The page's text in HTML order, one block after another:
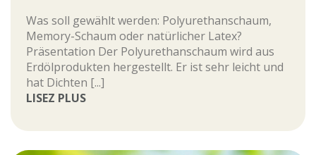
Was soll gewählt werden: Polyurethanschaum,
Memory-Schaum oder natürlicher Latex?
Präsentation Der Polyurethanschaum wird aus
Erdölprodukten hergestellt. Er ist sehr leicht und
hat Dichten [...]
LISEZ PLUS